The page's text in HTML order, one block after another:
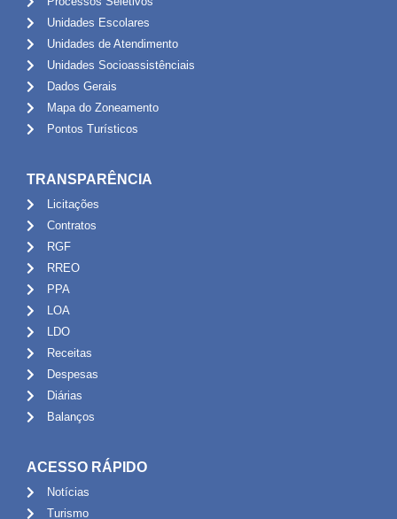
Unidades Escolares
Unidades de Atendimento
Unidades Socioassistênciais
Dados Gerais
Mapa do Zoneamento
Pontos Turísticos
TRANSPARÊNCIA
Licitações
Contratos
RGF
RREO
PPA
LOA
LDO
Receitas
Despesas
Diárias
Balanços
ACESSO RÁPIDO
Notícias
Turismo